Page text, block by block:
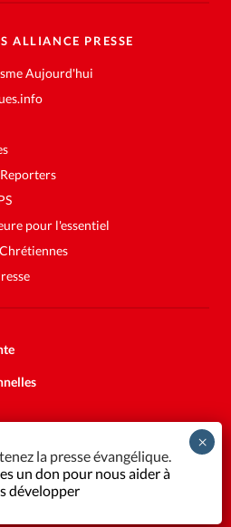
ALLIANCE PRESSE
Aujourd'hui
pour l'essentiel
la presse évangélique.
un don pour nous aider à
développer